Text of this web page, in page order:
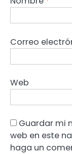
Correo
Web
Guardar mi
web en este
haga un